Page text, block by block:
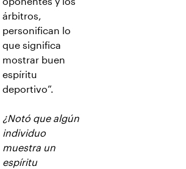
árbitros,
personifican lo
que significa
mostrar buen
espíritu
deportivo”.
¿Notó que algún
individuo
muestra un
espíritu